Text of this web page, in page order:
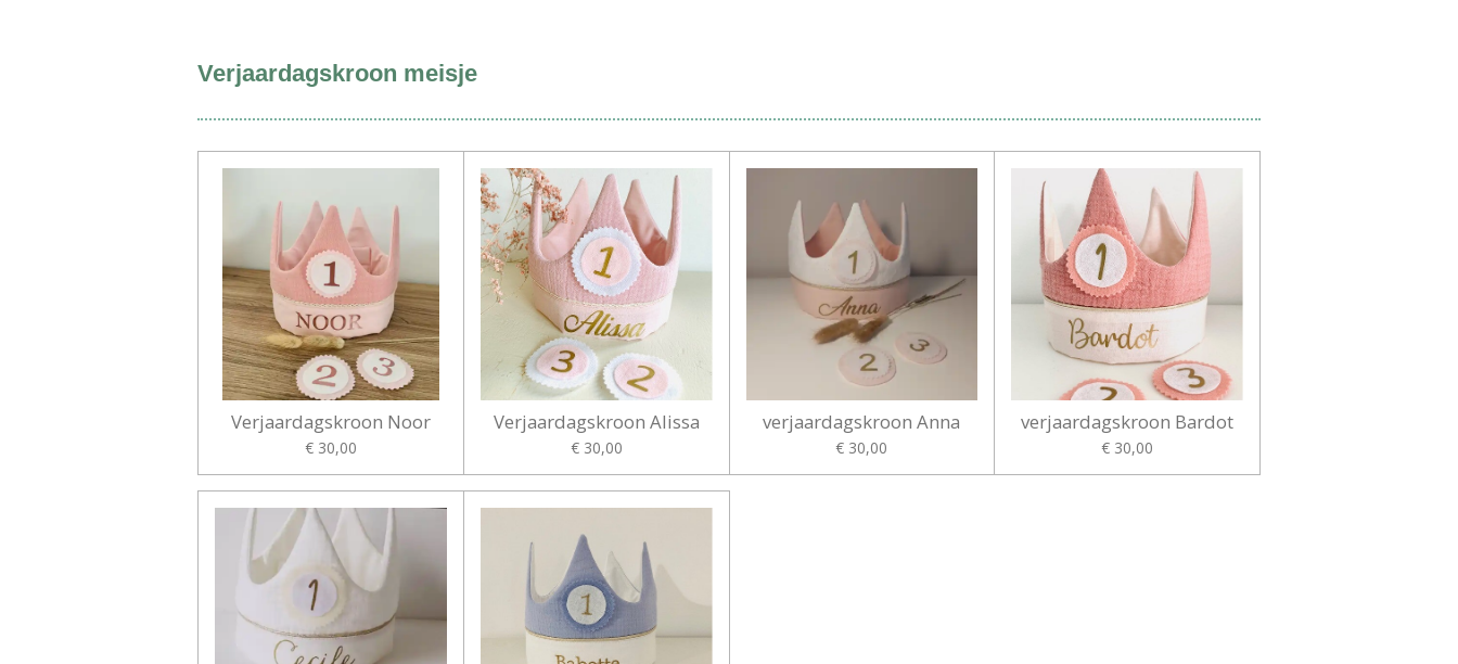
Verjaardagskroon meisje
Verjaardagskroon Noor
€ 30,00
Verjaardagskroon Alissa
€ 30,00
verjaardagskroon Anna
€ 30,00
verjaardagskroon Bardot
€ 30,00